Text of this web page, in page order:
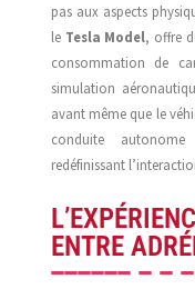
pas aux aspects
le Tesla Model, offre
consommation de
simulation
avant même que le
conduite
redéfinissant
ENTRE